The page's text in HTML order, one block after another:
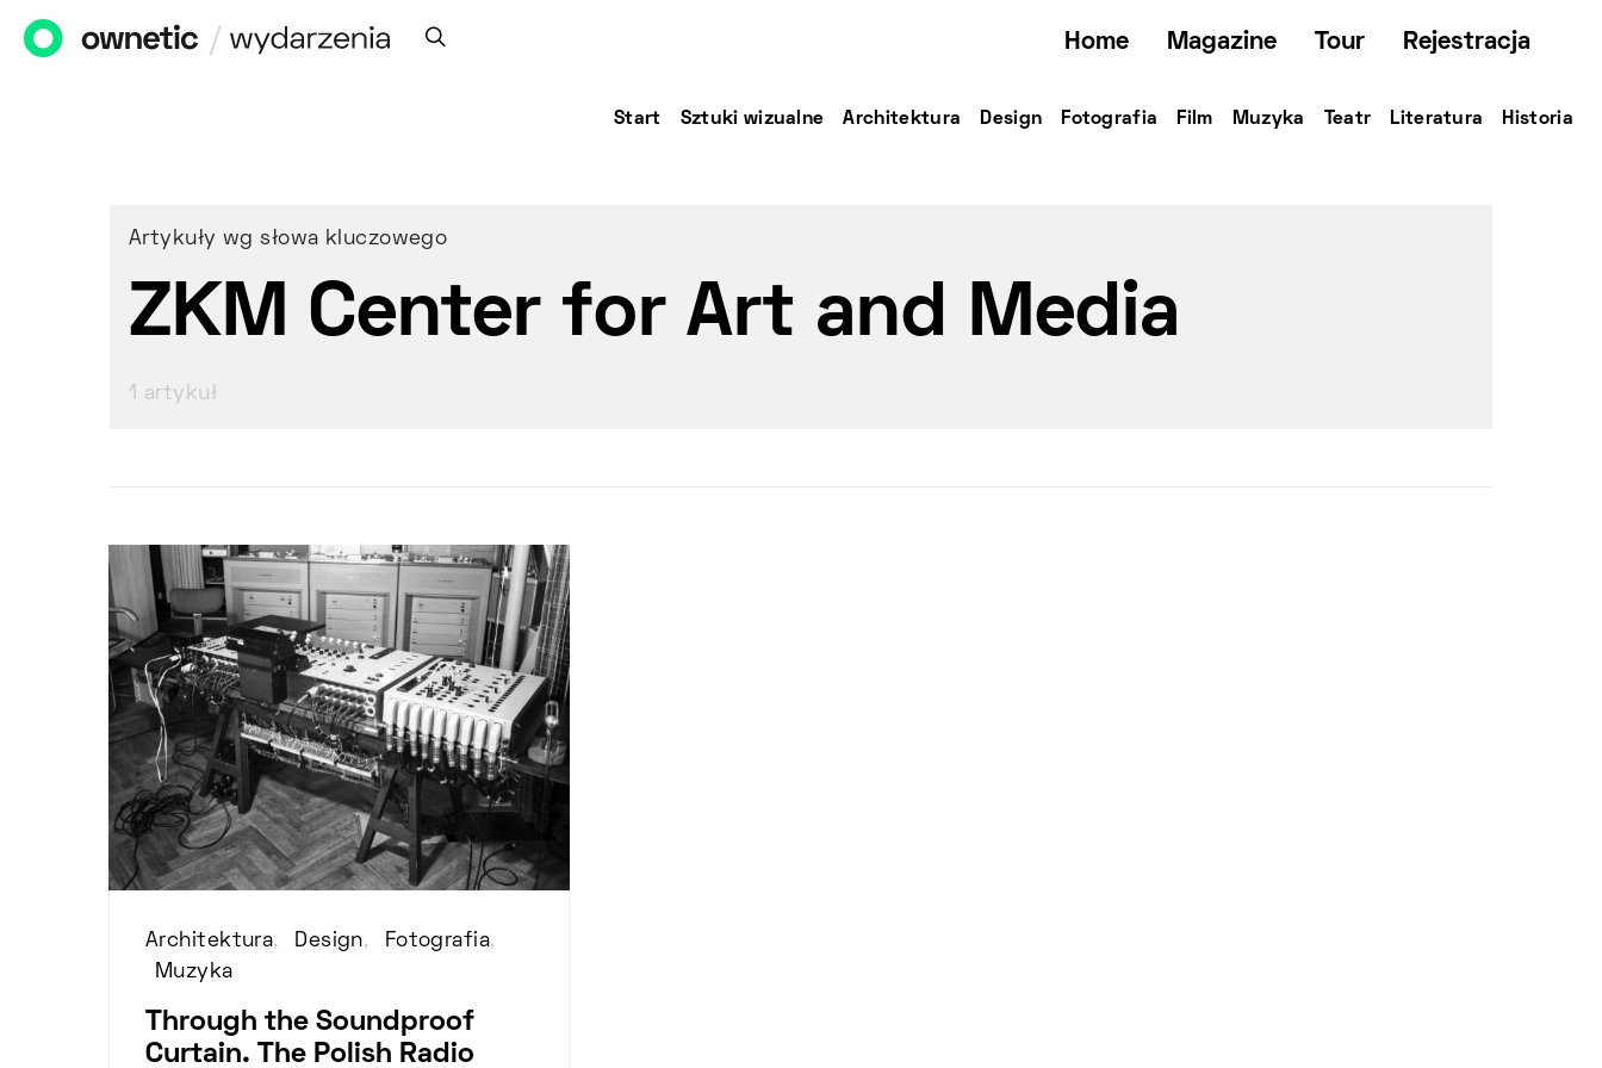
Home Magazine Tour Rejestracja
Start Sztuki wizualne Architektura Design Fotografia Film Muzyka Teatr Literatura Historia
Artykuły wg słowa kluczowego
ZKM Center for Art and Media
1 artykuł
Architektura Design
Fotografia
Muzyka
Through the Soundproof
Curtain. The Polish Radio